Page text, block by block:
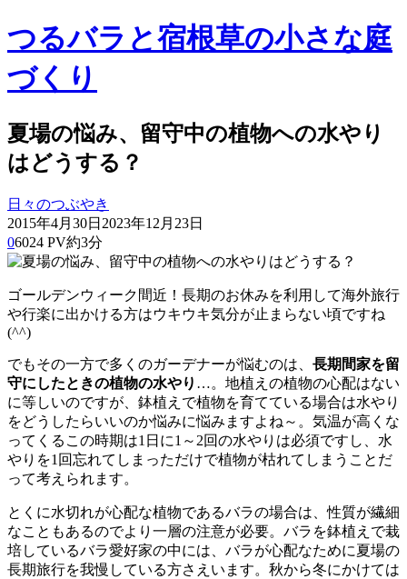
つるバラと宿根草の小さな庭
づくり
夏場の悩み、留守中の植物への水やり
はどうする？
日々のつぶやき
2015年4月30日 2023年12月23日
06024 PV約3分
ゴールデンウィーク間近！長期のお休みを利用して海外旅行
や行楽に出かける方はウキウキ気分が止まらない頃ですね
(^^)
でもその一方で多くのガーデナーが悩むのは、 長期間家を留
守にしたときの植物の水やり …。地植えの植物の心配はない
に等しいのですが、鉢植えで植物を育てている場合は水やり
をどうしたらいいのか悩みに悩みますよね～。気温が高くな
ってくるこの時期は1日に1～2回の水やりは必須ですし、水
やりを1回忘れてしまっただけで植物が枯れてしまうことだ
って考えられます。
とくに水切れが心配な植物であるバラの場合は、性質が繊細
なこともあるのでより一層の注意が必要。バラを鉢植えで栽
培しているバラ愛好家の中には、バラが心配なために夏場の
長期旅行を我慢している方さえいます。秋から冬にかけては